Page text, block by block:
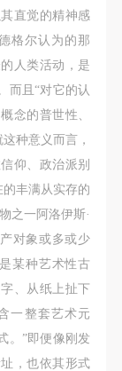
直觉的精神感
格尔认为的那
人类活动，是
而且“对它的认
念的普世性、
种意义而言，
仰、政治派别
丰满从实存的
之一阿洛伊斯·
对象或多或少
某种艺术性古
、从纸上扯下
一整套艺术元
。”即便像刚发
，也依其形式